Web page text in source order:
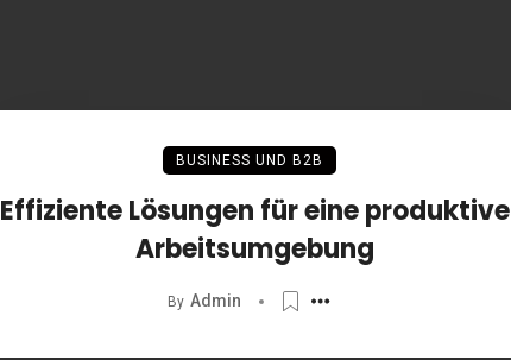
BUSINESS UND B2B
Effiziente Lösungen für eine produktive
Arbeitsumgebung
By Admin